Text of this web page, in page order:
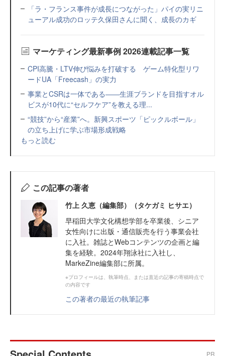
「ラ・フランス事件が成長につながった」パイの実リニ
ューアル成功のロッテ久保田さんに聞く、成長のカギ
マーケティング最新事例 2026連載記事一覧
CPI高騰・LTV伸び悩みを打破する ゲーム特化型リワ
ードUA「Freecash」の実力
事業とCSRは一体である――生涯ブランドを目指すオル
ビスが10代に“セルフケア”を教える理...
“競技”から“産業”へ。新興スポーツ「ピックルボール」
の立ち上げに学ぶ市場形成戦略
もっと読む
この記事の著者
竹上 久恵（編集部）（タケガミ ヒサエ）
早稲田大学文化構想学部を卒業後、シニア
女性向けに出版・通信販売を行う事業会社
に入社。雑誌とWebコンテンツの企画と編
集を経験。2024年翔泳社に入社し、
MarkeZine編集部に所属。
※プロフィールは、執筆時点、または直近の記事の寄稿時点で
の内容です
この著者の最近の執筆記事
PR